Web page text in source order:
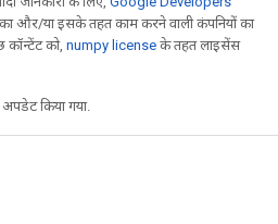
और/या इसके तहत काम करने वाली कंपनियों का
कॉन्टेंट को, numpy license के तहत लाइसेंस
किया गया.